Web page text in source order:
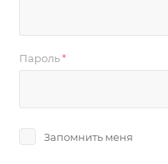
Пароль*
Запомнить меня